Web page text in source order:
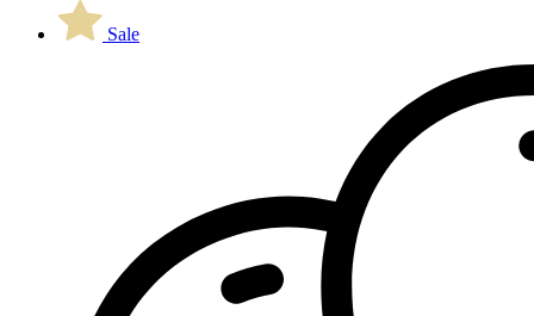
Sale